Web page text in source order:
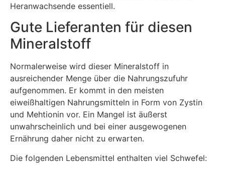
Heranwachsende essentiell.
Gute Lieferanten für diesen
Mineralstoff
Normalerweise wird dieser Mineralstoff in
ausreichender Menge über die Nahrungszufuhr
aufgenommen. Er kommt in den meisten
eiweißhaltigen Nahrungsmitteln in Form von Zystin
und Mehtionin vor. Ein Mangel ist äußerst
unwahrscheinlich und bei einer ausgewogenen
Ernährung daher nicht zu erwarten.
Die folgenden Lebensmittel enthalten viel Schwefel: